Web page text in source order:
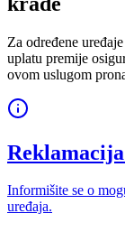
Za određene
uplatu premije
ovom uslugom
Informišite se o
uređaja.